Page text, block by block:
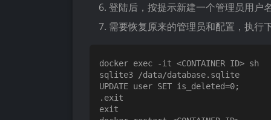
登陆后，按提示新建一个管理员用户
需要恢复原来的管理员和配置，执行
docker exec -it <CONTAINER ID> sh
sqlite3 /data/database.sqlite
UPDATE user SET is_deleted=0;
.exit
exit